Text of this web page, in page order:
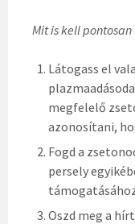
Mit is kell pontosan
Látogass el
megfelelő
azonosítani,
Fogd a
persely
Oszd meg a